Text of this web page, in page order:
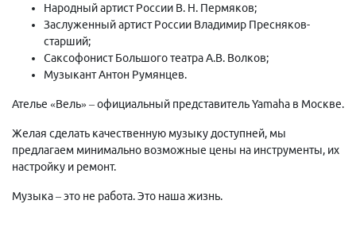
Народный артист России В. Н. Пермяков;
Заслуженный артист России Владимир Пресняков-
старший;
Саксофонист Большого театра А.В. Волков;
Музыкант Антон Румянцев.
Ателье «Вель» – официальный представитель Yamaha в Москве.
Желая сделать качественную музыку доступней, мы
предлагаем минимально возможные цены на инструменты, их
настройку и ремонт.
Музыка – это не работа. Это наша жизнь.